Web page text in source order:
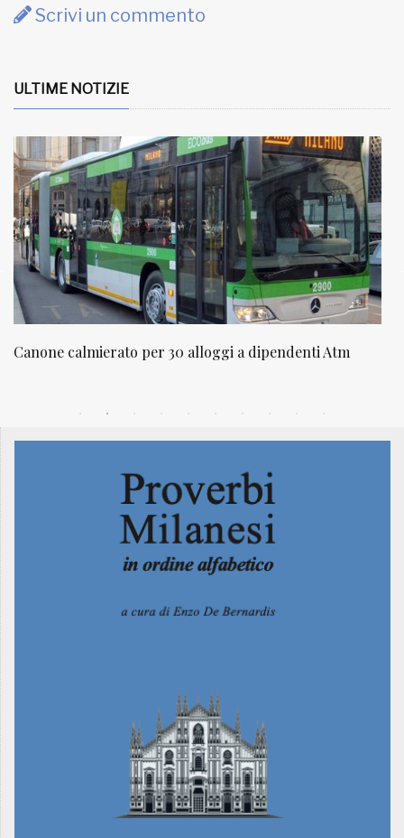
Scrivi un commento
ULTIME NOTIZIE
NATUROPATIA IN BREVE 20/01